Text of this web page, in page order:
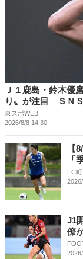
Ｊ１鹿島・鈴木優
り〟が注目 ＳＮ
東スポWEB
2026/8/8 14:30
【
「
FC
J1
僚